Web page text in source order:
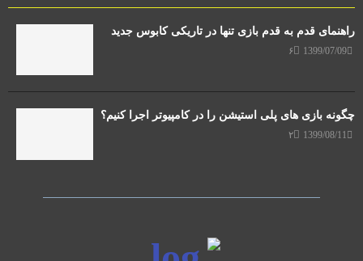
راهنمای قدم به قدم بازی تنها در تاریکی کابوس جدید
1399/07/09 ۶
چگونه بازی های پلی استیشن را در کامپیوتر اجرا کنیم؟
1399/08/11 ۲